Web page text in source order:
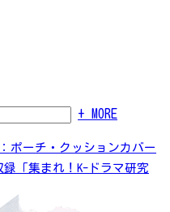
+ MORE
ポーチ・クッションカバー
「集まれ！K-ドラマ研究